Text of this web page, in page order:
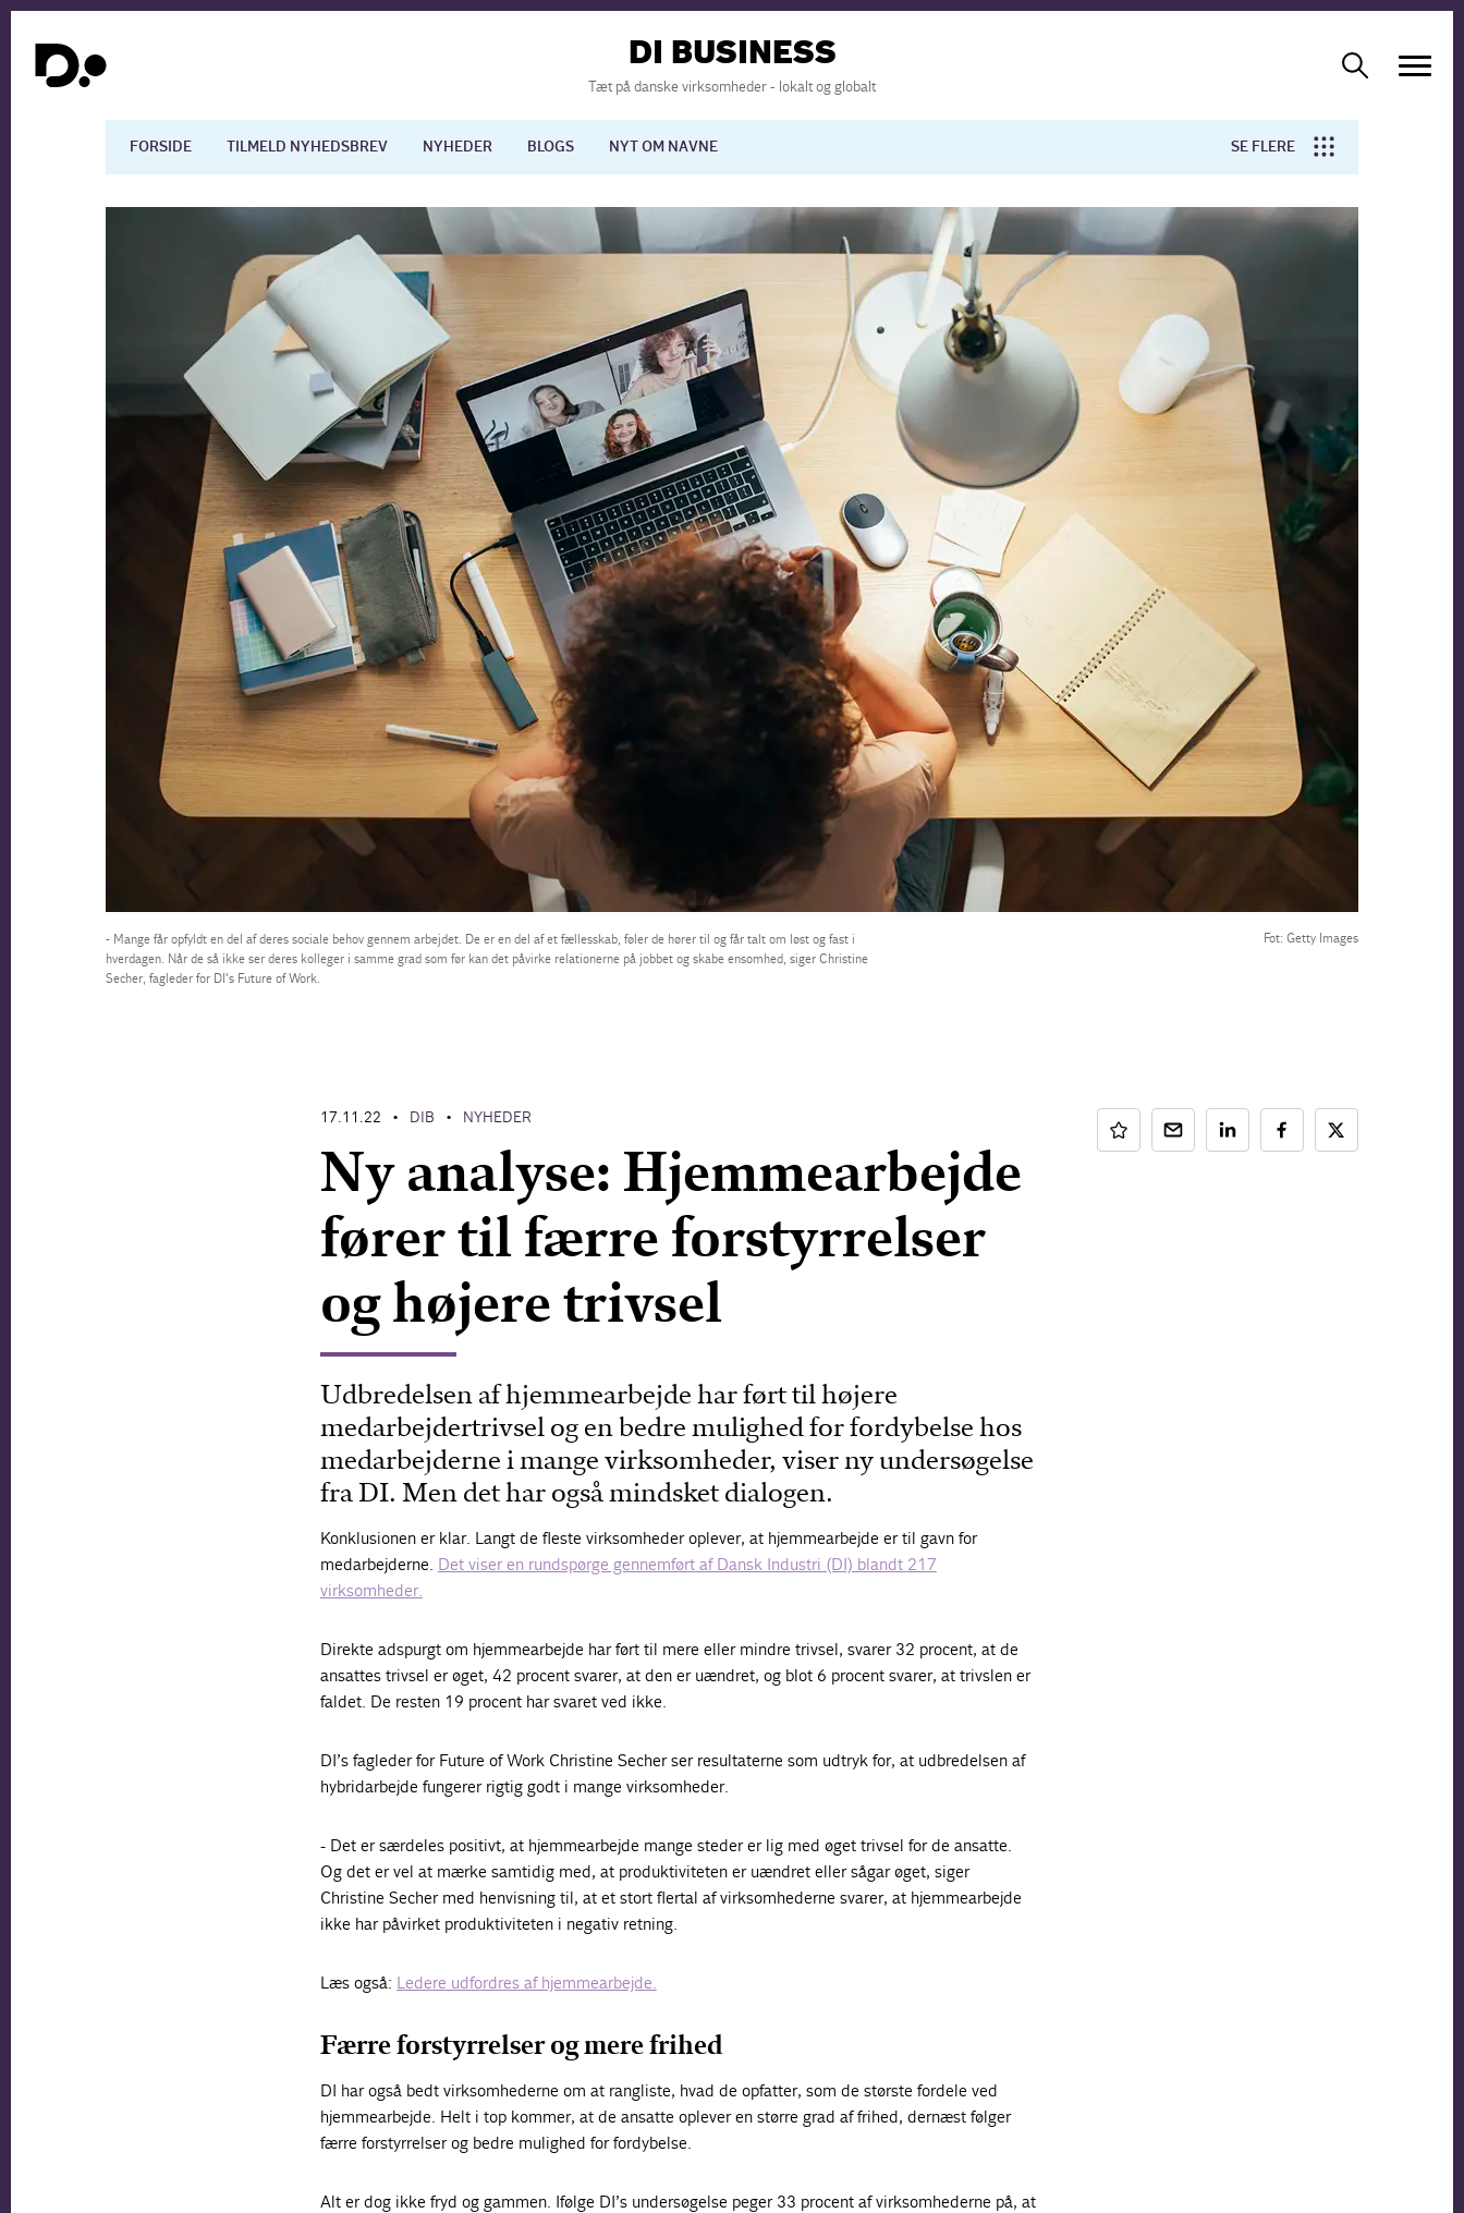
DI BUSINESS
Tæt på danske virksomheder - lokalt og globalt
FORSIDE TILMELD NYHEDSBREV NYHEDER BLOGS NYT OM NAVNE SE FLERE
Dansk økonomi Digitalisering International økonomi Arbejdsmiljø
Arbejdsmarkedet Uddannelse Europapolitik
- Mange får opfyldt en del af deres sociale behov gennem arbejdet. De er en del af et fællesskab, føler de hører til og får talt om løst og fast i
hverdagen. Når de så ikke ser deres kolleger i samme grad som før kan det påvirke relationerne på jobbet og skabe ensomhed, siger Christine
Secher, fagleder for DI's Future of Work.
Fot: Getty Images
17.11.22 • DIB • NYHEDER
Ny analyse: Hjemmearbejde
fører til færre forstyrrelser
og højere trivsel
Udbredelsen af hjemmearbejde har ført til højere
medarbejdertrivsel og en bedre mulighed for fordybelse hos
medarbejderne i mange virksomheder, viser ny undersøgelse
fra DI. Men det har også mindsket dialogen.
Konklusionen er klar. Langt de fleste virksomheder oplever, at hjemmearbejde er til gavn for
medarbejderne. Det viser en rundspørge gennemført af Dansk Industri (DI) blandt 217
virksomheder.
Direkte adspurgt om hjemmearbejde har ført til mere eller mindre trivsel, svarer 32 procent, at de
ansattes trivsel er øget, 42 procent svarer, at den er uændret, og blot 6 procent svarer, at trivslen er
faldet. De resten 19 procent har svaret ved ikke.
DI’s fagleder for Future of Work Christine Secher ser resultaterne som udtryk for, at udbredelsen af
hybridarbejde fungerer rigtig godt i mange virksomheder.
- Det er særdeles positivt, at hjemmearbejde mange steder er lig med øget trivsel for de ansatte.
Og det er vel at mærke samtidig med, at produktiviteten er uændret eller sågar øget, siger
Christine Secher med henvisning til, at et stort flertal af virksomhederne svarer, at hjemmearbejde
ikke har påvirket produktiviteten i negativ retning.
Læs også: Ledere udfordres af hjemmearbejde.
Færre forstyrrelser og mere frihed
DI har også bedt virksomhederne om at rangliste, hvad de opfatter, som de største fordele ved
hjemmearbejde. Helt i top kommer, at de ansatte oplever en større grad af frihed, dernæst følger
færre forstyrrelser og bedre mulighed for fordybelse.
Alt er dog ikke fryd og gammen. Ifølge DI’s undersøgelse peger 33 procent af virksomhederne på, at